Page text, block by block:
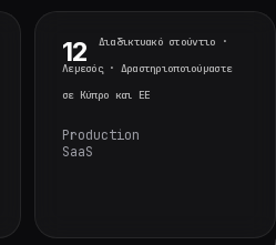
12
Διαδικτυακό στούντιο ·
Λεμεσός · Δραστηριοποιούμαστε
σε Κύπρο και ΕΕ
Production
SaaS